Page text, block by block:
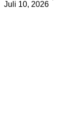
Juli 10, 2026